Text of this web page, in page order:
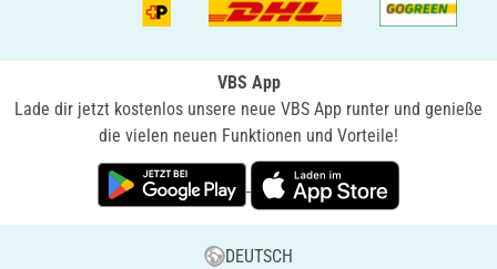
VBS App
Lade dir jetzt kostenlos unsere neue VBS App runter und genieße
die vielen neuen Funktionen und Vorteile!
DEUTSCH